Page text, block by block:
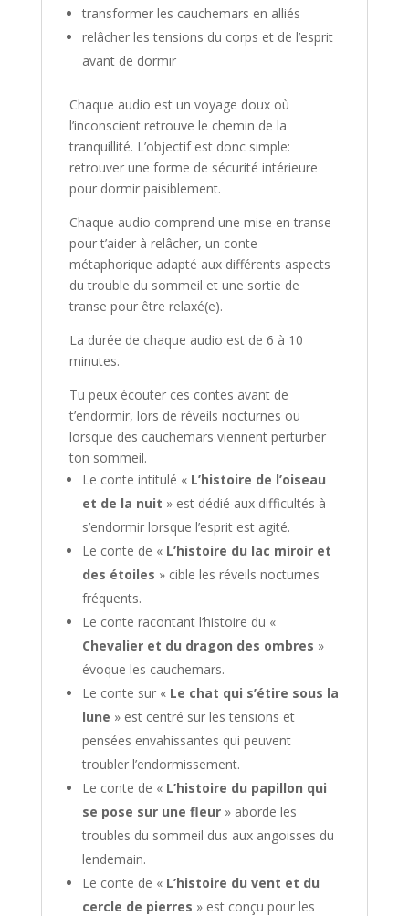
transformer les cauchemars en alliés
relâcher les tensions du corps et de l’esprit
avant de dormir
Chaque audio est un voyage doux où
l’inconscient retrouve le chemin de la
tranquillité. L’objectif est donc simple:
retrouver une forme de sécurité intérieure
pour dormir paisiblement.
Chaque audio comprend une mise en transe
pour t’aider à relâcher, un conte
métaphorique adapté aux différents aspects
du trouble du sommeil et une sortie de
transe pour être relaxé(e).
La durée de chaque audio est de 6 à 10
minutes.
Tu peux écouter ces contes avant de
t’endormir, lors de réveils nocturnes ou
lorsque des cauchemars viennent perturber
ton sommeil.
Le conte intitulé « L’histoire de l’oiseau
et de la nuit » est dédié aux difficultés à
s’endormir lorsque l’esprit est agité.
Le conte de « L’histoire du lac miroir et
des étoiles » cible les réveils nocturnes
fréquents.
Le conte racontant l’histoire du «
Chevalier et du dragon des ombres »
évoque les cauchemars.
Le conte sur « Le chat qui s’étire sous la
lune » est centré sur les tensions et
pensées envahissantes qui peuvent
troubler l’endormissement.
Le conte de « L’histoire du papillon qui
se pose sur une fleur» aborde les
troubles du sommeil dus aux angoisses du
lendemain.
Le conte de « L’histoire du vent et du
cercle de pierres » est conçu pour les